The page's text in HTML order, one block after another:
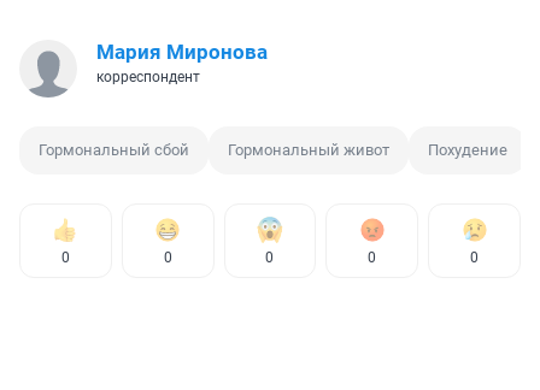
Мария Миронова
корреспондент
Гормональный сбой Гормональный живот Похудение
0 0 0 0 0